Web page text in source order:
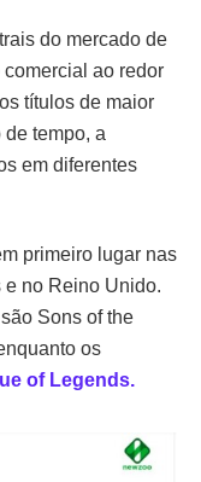
do mercado de
ao redor
títulos de maior
tempo, a
em diferentes
primeiro lugar nas
no Reino Unido.
Sons of the
os
of Legends.